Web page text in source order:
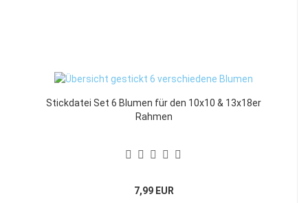
Stickdatei Set 6 Blumen für den 10x10 & 13x18er
Rahmen
7,99 EUR